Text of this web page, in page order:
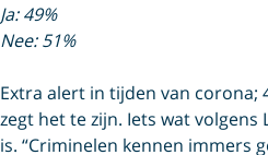
Ja: 49%
Nee: 51%
Extra alert in tijden van corona;
zegt het te zijn. Iets wat volgens
is. “Criminelen kennen immers